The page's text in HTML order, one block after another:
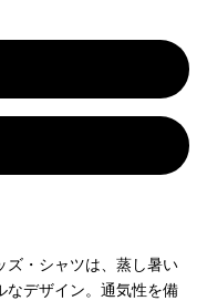
ズ・シャツは、蒸し暑い
なデザイン。通気性を備